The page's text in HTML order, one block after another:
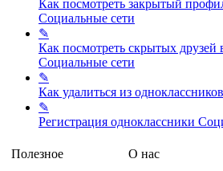
Как посмотреть закрытый
Социальные сети
✎
Как посмотреть скрытых друзей
Социальные сети
✎
Как удалиться из одноклассников
✎
Регистрация одноклассники
Полезное
О нас